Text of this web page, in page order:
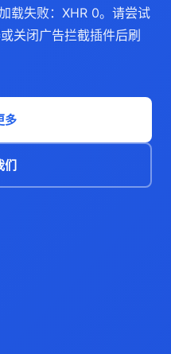
载失败：XHR 0。请尝试
关闭广告拦截插件后刷
多
们